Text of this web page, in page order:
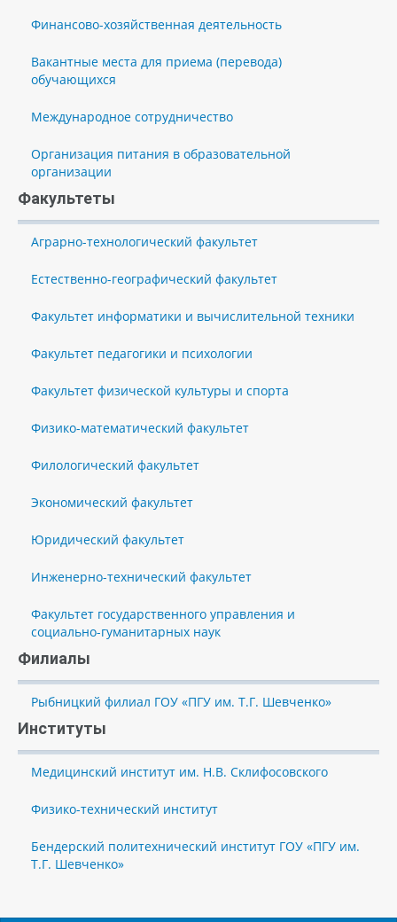
Финансово-хозяйственная деятельность
Вакантные места для приема (перевода)
обучающихся
Международное сотрудничество
Организация питания в образовательной
организации
Факультеты
Аграрно-технологический факультет
Естественно-географический факультет
Факультет информатики и вычислительной техники
Факультет педагогики и психологии
Факультет физической культуры и спорта
Физико-математический факультет
Филологический факультет
Экономический факультет
Юридический факультет
Инженерно-технический факультет
Факультет государственного управления и
социально-гуманитарных наук
Филиалы
Рыбницкий филиал ГОУ «ПГУ им. Т.Г. Шевченко»
Институты
Медицинский институт им. Н.В. Склифосовского
Физико-технический институт
Бендерский политехнический институт ГОУ «ПГУ им.
Т.Г. Шевченко»